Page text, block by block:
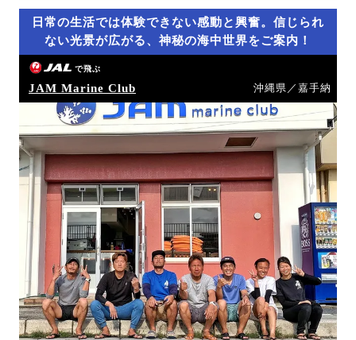
日常の生活では体験できない感動と興奮。信じられ
ない光景が広がる、神秘の海中世界をご案内！
で飛ぶ
JAM Marine Club 沖縄県／嘉手納